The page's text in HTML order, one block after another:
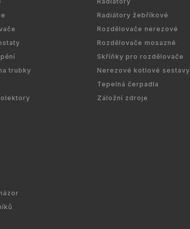
trubky
Radiátory žebříkové
Rozdělovače nerezové
Rozdělovače mosazné
Skříňky pro rozdělovače
Nerezové kotlové sestavy
Tepelná čerpadla
Záložní zdroje